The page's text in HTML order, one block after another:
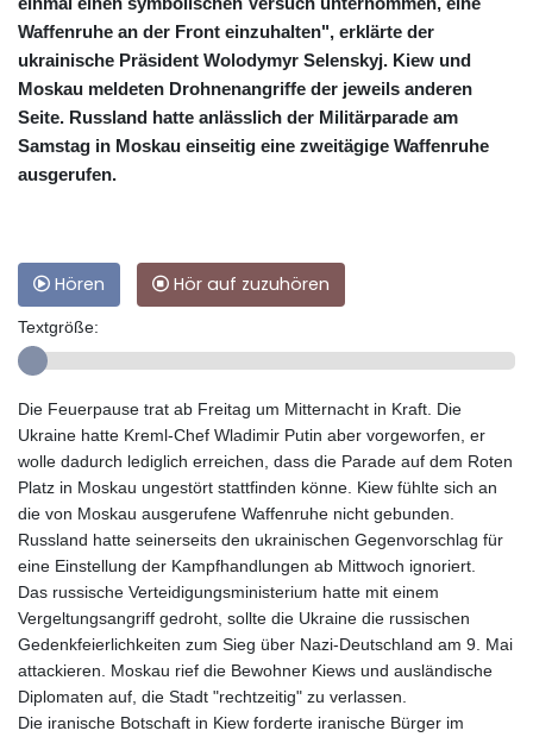
Waffenruhe an der Front einzuhalten", erklärte der
ukrainische Präsident Wolodymyr Selenskyj. Kiew und
Moskau meldeten Drohnenangriffe der jeweils anderen
Seite. Russland hatte anlässlich der Militärparade am
Samstag in Moskau einseitig eine zweitägige Waffenruhe
ausgerufen.
Hören Hör auf zuzuhören
Textgröße:
Die Feuerpause trat ab Freitag um Mitternacht in Kraft. Die
Ukraine hatte Kreml-Chef Wladimir Putin aber vorgeworfen, er
wolle dadurch lediglich erreichen, dass die Parade auf dem Roten
Platz in Moskau ungestört stattfinden könne. Kiew fühlte sich an
die von Moskau ausgerufene Waffenruhe nicht gebunden.
Russland hatte seinerseits den ukrainischen Gegenvorschlag für
eine Einstellung der Kampfhandlungen ab Mittwoch ignoriert.
Das russische Verteidigungsministerium hatte mit einem
Vergeltungsangriff gedroht, sollte die Ukraine die russischen
Gedenkfeierlichkeiten zum Sieg über Nazi-Deutschland am 9. Mai
attackieren. Moskau rief die Bewohner Kiews und ausländische
Diplomaten auf, die Stadt "rechtzeitig" zu verlassen.
Die iranische Botschaft in Kiew forderte iranische Bürger im